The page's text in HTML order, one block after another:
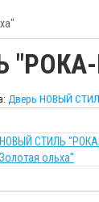
Дверь НОВЫЙ